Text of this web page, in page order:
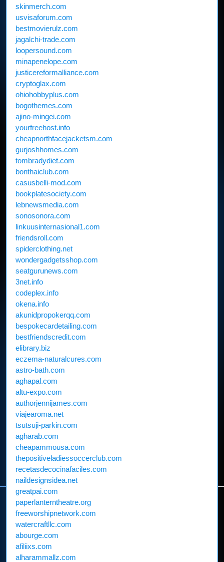
skinmerch.com
usvisaforum.com
bestmovierulz.com
jagalchi-trade.com
loopersound.com
minapenelope.com
justicereformalliance.com
cryptoglax.com
ohiohobbyplus.com
bogothemes.com
ajino-mingei.com
yourfreehost.info
cheapnorthfacejacketsm.com
gurjoshhomes.com
tombradydiet.com
bonthaiclub.com
casusbelli-mod.com
bookplatesociety.com
lebnewsmedia.com
sonosonora.com
linkuusinternasional1.com
friendsroll.com
spiderclothing.net
wondergadgetsshop.com
seatgurunews.com
3net.info
codeplex.info
okena.info
akunidpropokerqq.com
bespokecardetailing.com
bestfriendscredit.com
elibrary.biz
eczema-naturalcures.com
astro-bath.com
aghapal.com
altu-expo.com
authorjennijames.com
viajearoma.net
tsutsuji-parkin.com
agharab.com
cheapammousa.com
thepositiveladiessoccerclub.com
recetasdecocinafaciles.com
naildesignsidea.net
greatpai.com
paperlanterntheatre.org
freeworshipnetwork.com
watercraftllc.com
abourge.com
afiliixs.com
alharammallz.com